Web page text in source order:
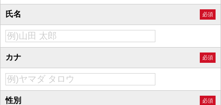
氏名 必須
カナ 必須
性別 必須